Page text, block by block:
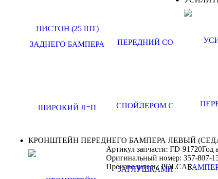
КРОНШТЕЙН ПЕРЕДНЕГО БАМПЕРА ЛЕВЫЙ
Артикул запчасти: FD-91720Год
Оригинальный номер: 357-807-
Производитель:POLCAR